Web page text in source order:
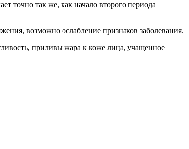
точно так же, как начало второго периода
возможно ослабление признаков заболевания.
приливы жара к коже лица, учащенное